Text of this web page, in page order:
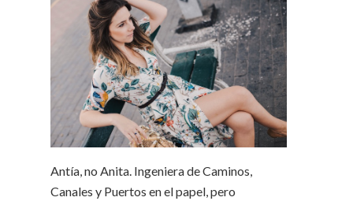
Antía, no Anita. Ingeniera de Caminos,
Canales y Puertos en el papel, pero